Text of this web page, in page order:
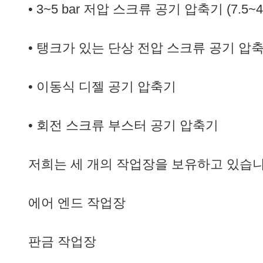
• 3~5 bar 저압 스크류 공기 압축기
• 탱크가 있는 단상 전압 스크류 공기 압
• 이동식 디젤 공기 압축기
• 회전 스크류 부스터 공기 압축기
저희는 세 개의 작업장을 보유하고 있습
에어 엔드 작업장
판금 작업장